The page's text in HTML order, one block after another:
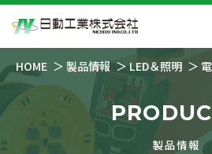
HOME 製品情報 LED＆照明
製品情報